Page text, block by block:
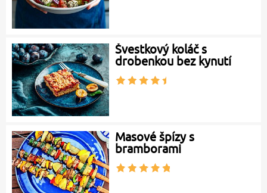
Švestkový koláč s
drobenkou bez kynutí
Masové špízy s
bramborami